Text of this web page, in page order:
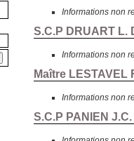
Informations non
S.C.P DRUART L.
Informations non
Maître LESTAVEL
Informations non
S.C.P PANIEN